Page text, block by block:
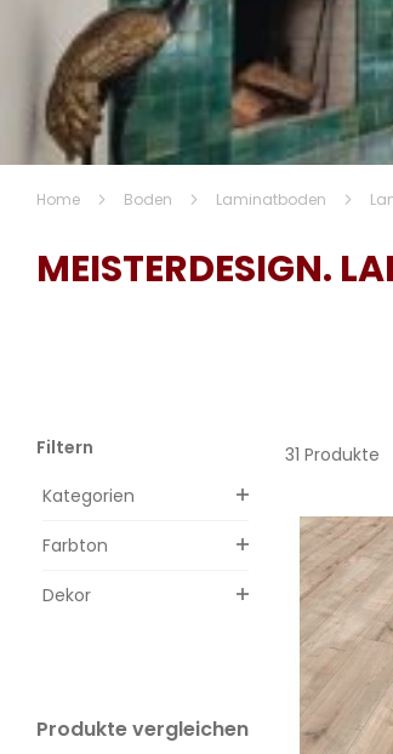
Home Boden Laminatboden
MEISTERDESIGN.
31 Produkte
Filtern
Kategorien
Farbton
Dekor
Produkte vergleichen